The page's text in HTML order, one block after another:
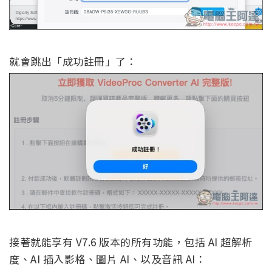
就會跳出「成功註冊」了：
接著就能享有 V7.6 版本的所有功能，包括 AI 超解析
度、AI 插入影格、圖片 AI、以及音訊 AI：